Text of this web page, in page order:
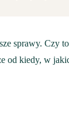
sprawy.
od kiedy, w